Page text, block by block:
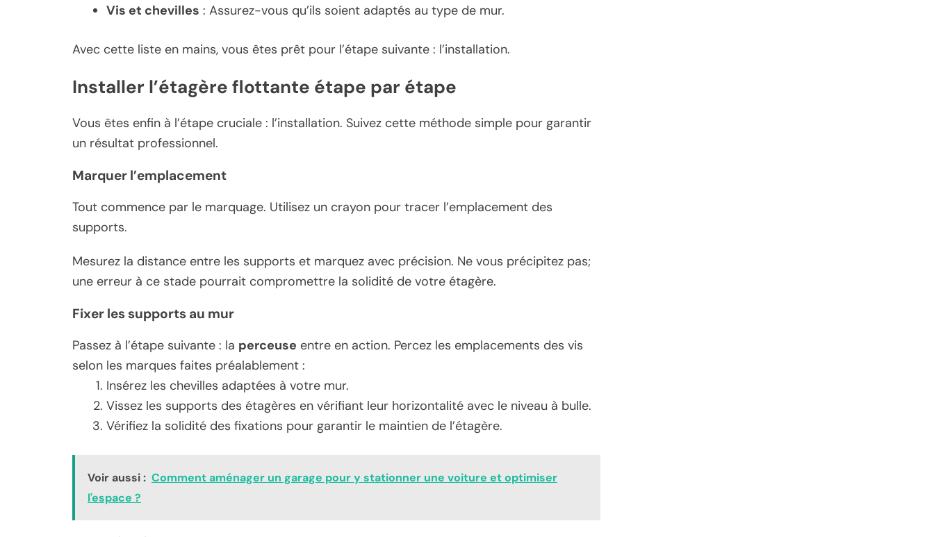
Vis et chevilles : Assurez-vous qu’ils soient adaptés au type de mur.
Avec cette liste en mains, vous êtes prêt pour l’étape suivante : l’installation.
Installer l’étagère flottante étape par étape
Vous êtes enfin à l’étape cruciale : l’installation. Suivez cette méthode simple pour garantir
un résultat professionnel.
Marquer l’emplacement
Tout commence par le marquage. Utilisez un crayon pour tracer l’emplacement des
supports.
Mesurez la distance entre les supports et marquez avec précision. Ne vous précipitez pas;
une erreur à ce stade pourrait compromettre la solidité de votre étagère.
Fixer les supports au mur
Passez à l’étape suivante : la perceuse entre en action. Percez les emplacements des vis
selon les marques faites préalablement :
Insérez les chevilles adaptées à votre mur.
Vissez les supports des étagères en vérifiant leur horizontalité avec le niveau à bulle.
Vérifiez la solidité des fixations pour garantir le maintien de l’étagère.
Voir aussi : Comment aménager un garage pour y stationner une voiture et optimiser
l'espace ?